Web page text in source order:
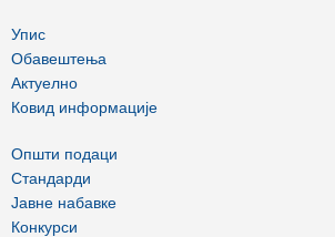
e
b
o
o
t
e
r
e
Упис
Обавештења
Актуелно
Ковид информације
Општи подаци
Стандарди
Јавне набавке
Конкурси